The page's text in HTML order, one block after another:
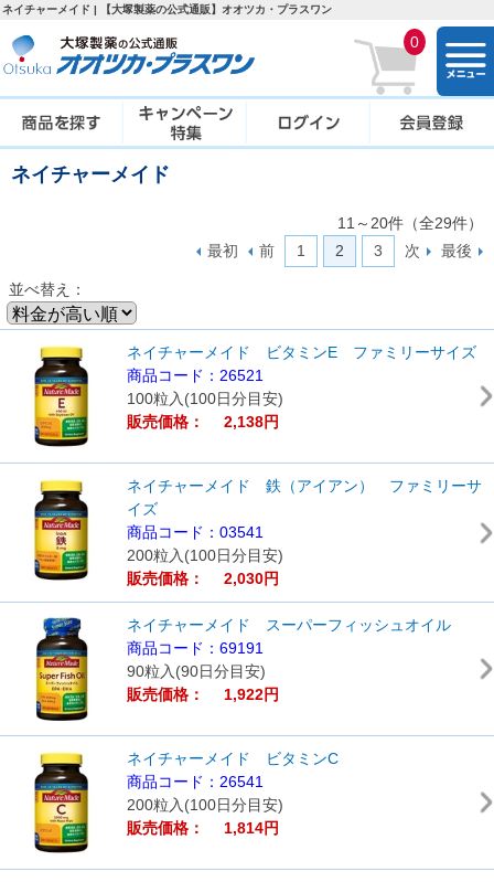
ネイチャーメイド | 【大塚製薬の公式通販】オオツカ・プラスワン
0
ネイチャーメイド
11～20件（全29件）
最初
前 1 2 3 次 最後
並べ替え：
ネイチャーメイド ビタミンE ファミリーサイズ
商品コード：26521
100粒入(100日分目安)
販売価格： 2,138円
ネイチャーメイド 鉄（アイアン） ファミリーサ
イズ
商品コード：03541
200粒入(100日分目安)
販売価格： 2,030円
ネイチャーメイド スーパーフィッシュオイル
商品コード：69191
90粒入(90日分目安)
販売価格： 1,922円
ネイチャーメイド ビタミンC
商品コード：26541
200粒入(100日分目安)
販売価格： 1,814円